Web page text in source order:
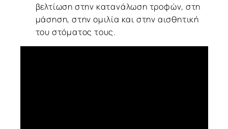
βελτίωση στην κατανάλωση τροφών, στη
μάσηση, στην ομιλία και στην αισθητική
του στόματος τους.